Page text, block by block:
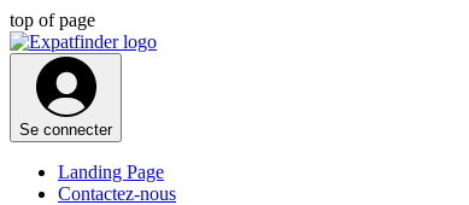
top of page
Se connecter
Landing Page
Contactez-nous